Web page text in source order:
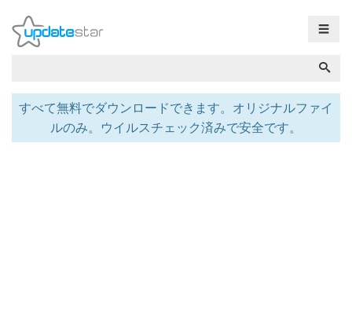
☰
すべて無料でダウンロードできます。オリジナルファイ
ルのみ。ウイルスチェック済みで安全です。